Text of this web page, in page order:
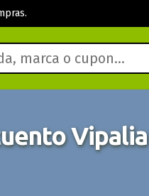
Vipalia